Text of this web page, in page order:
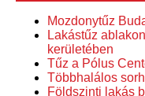
Mozdonytűz
Lakástűz
kerületében
Tűz a Pólus
Többhalálos
Földszinti lakás